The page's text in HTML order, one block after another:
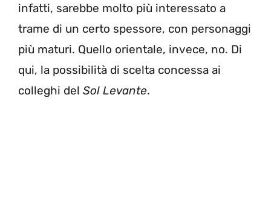
infatti, sarebbe molto più interessato a
trame di un certo spessore, con personaggi
più maturi. Quello orientale, invece, no. Di
qui, la possibilità di scelta concessa ai
colleghi del Sol Levante.